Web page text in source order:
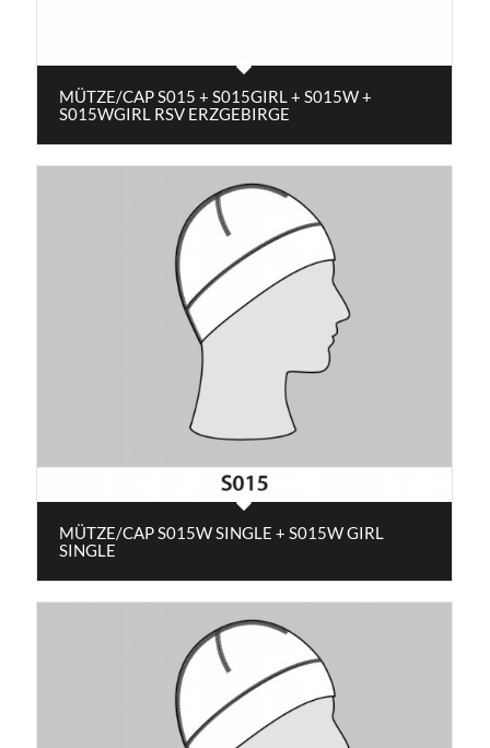
MÜTZE/CAP S015 + S015GIRL + S015W +
S015WGIRL RSV ERZGEBIRGE
MÜTZE/CAP S015W SINGLE + S015W GIRL
SINGLE